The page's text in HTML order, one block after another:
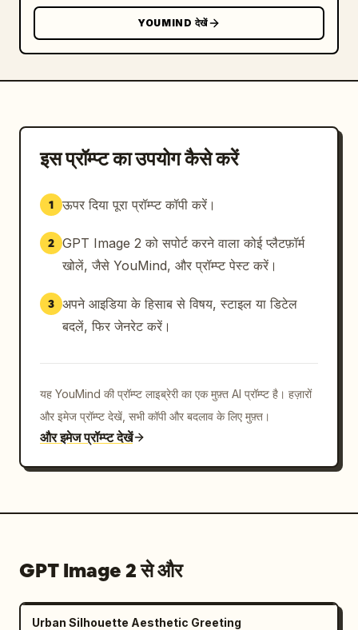
YOUMIND देखें
इस प्रॉम्प्ट का उपयोग कैसे करें
1 ऊपर दिया पूरा प्रॉम्प्ट कॉपी करें।
2 GPT Image 2 को सपोर्ट करने वाला कोई प्लैटफ़ॉर्म
खोलें, जैसे YouMind, और प्रॉम्प्ट पेस्ट करें।
3 अपने आइडिया के हिसाब से विषय, स्टाइल या डिटेल
बदलें, फिर जेनरेट करें।
यह YouMind की प्रॉम्प्ट लाइब्रेरी का एक मुफ़्त AI प्रॉम्प्ट है। हज़ारों
और इमेज प्रॉम्प्ट देखें, सभी कॉपी और बदलाव के लिए मुफ़्त।
और इमेज प्रॉम्प्ट देखें
GPT Image 2 से और
Urban Silhouette Aesthetic Greeting